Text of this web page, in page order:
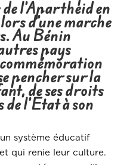
l’Apartheid en
d’une marche
Au Bénin
pays
pencher sur la
de ses droits
l’Etat à son
système éducatif
qui renie leur culture.